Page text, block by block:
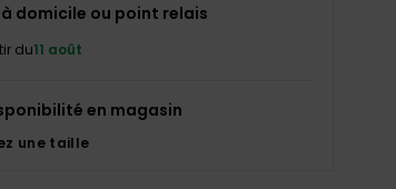
domicile ou point relais
du11 août
en magasin
une taille